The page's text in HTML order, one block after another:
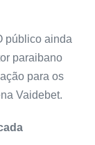
público ainda
paraibano
para os
Vaidebet.